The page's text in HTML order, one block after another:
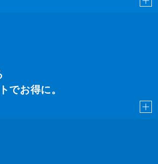
でお得に。